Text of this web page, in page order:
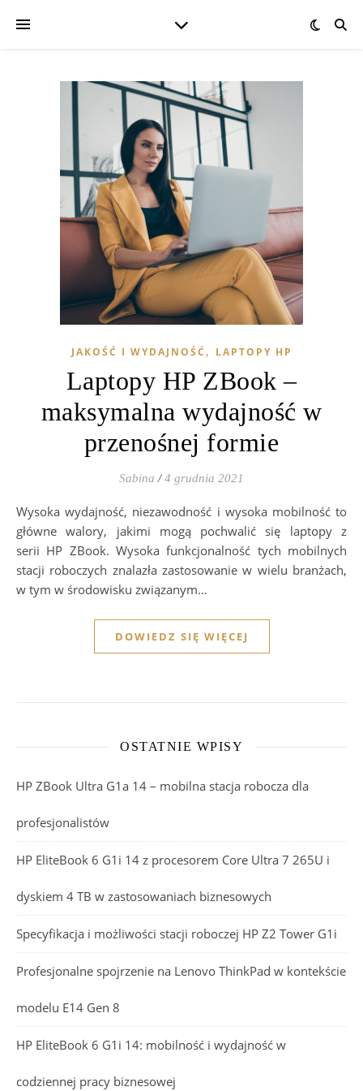
JAKOŚĆ I WYDAJNOŚĆ , LAPTOPY HP
Laptopy HP ZBook –
maksymalna wydajność w
przenośnej formie
Sabina / 4 grudnia 2021
Wysoka wydajność, niezawodność i wysoka mobilność to
główne walory, jakimi mogą pochwalić się laptopy z
serii HP ZBook. Wysoka funkcjonalność tych mobilnych
stacji roboczych znalazła zastosowanie w wielu branżach,
w tym w środowisku związanym…
DOWIEDZ SIĘ WIĘCEJ
OSTATNIE WPISY
HP ZBook Ultra G1a 14 – mobilna stacja robocza dla
profesjonalistów
HP EliteBook 6 G1i 14 z procesorem Core Ultra 7 265U i
dyskiem 4 TB w zastosowaniach biznesowych
Specyfikacja i możliwości stacji roboczej HP Z2 Tower G1i
Profesjonalne spojrzenie na Lenovo ThinkPad w kontekście
modelu E14 Gen 8
HP EliteBook 6 G1i 14: mobilność i wydajność w
codziennej pracy biznesowej